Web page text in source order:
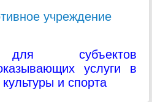
учреждение
субъектов
услуги в
и спорта